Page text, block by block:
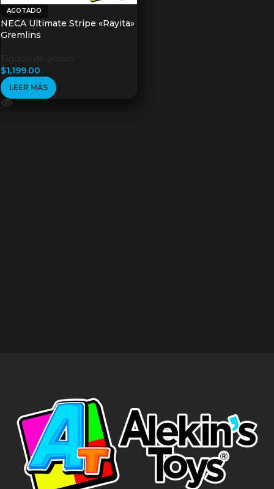
AGOTADO
NECA Ultimate Stripe «Rayita»
Gremlins
Figuras de acción
$1,199.00
LEER MÁS